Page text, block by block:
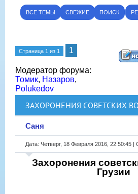
ВСЕ ТЕМЫ СВЕЖИЕ ПОИСК
Страница 1 из 1 1
Модератор форума:
Томик, Назаров,
Polukedov
ЗАХОРОНЕНИЯ СОВЕТСКИХ
Саня
Дата: Четверг, 18 Февраля 2016, 22:50:45
Захоронения
Грузии